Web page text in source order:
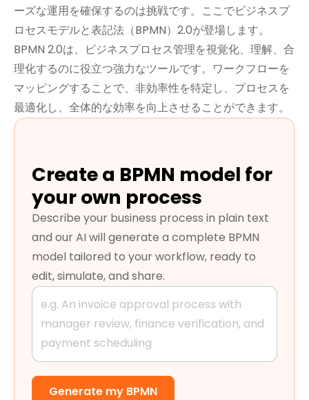
ーズな運用を確保するのは挑戦です。ここでビジネスプ
ロセスモデルと表記法（BPMN）2.0が登場します。
BPMN 2.0は、ビジネスプロセス管理を視覚化、理解、合
理化するのに役立つ強力なツールです。ワークフローを
マッピングすることで、非効率性を特定し、プロセスを
最適化し、全体的な効率を向上させることができます。
Create a BPMN model for
your own process
Describe your business process in plain text
and our AI will generate a complete BPMN
model tailored to your workflow, ready to
edit, simulate, and share.
Generate my BPMN